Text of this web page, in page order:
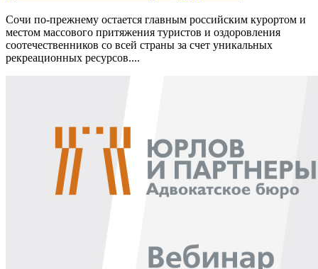
Сочи по-прежнему остается главным российским курортом и
местом массового притяжения туристов и оздоровления
соотечественников со всей страны за счет уникальных
рекреационных ресурсов....